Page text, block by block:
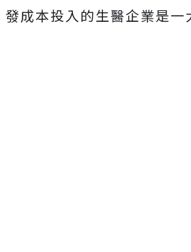
發成本投入的生醫企業是一